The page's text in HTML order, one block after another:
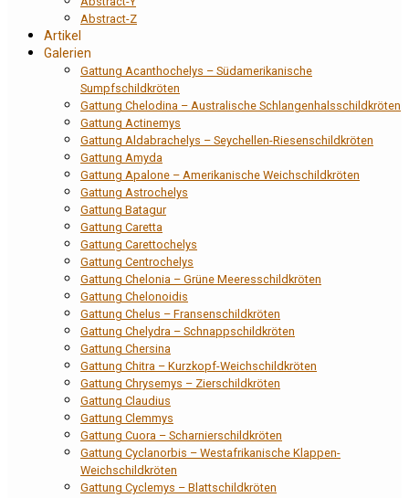
Abstract-Z
Artikel
Galerien
Gattung Acanthochelys – Südamerikanische
Sumpfschildkröten
Gattung Chelodina – Australische Schlangenhalsschildkröten
Gattung Actinemys
Gattung Aldabrachelys – Seychellen-Riesenschildkröten
Gattung Amyda
Gattung Apalone – Amerikanische Weichschildkröten
Gattung Astrochelys
Gattung Batagur
Gattung Caretta
Gattung Carettochelys
Gattung Centrochelys
Gattung Chelonia – Grüne Meeresschildkröten
Gattung Chelonoidis
Gattung Chelus – Fransenschildkröten
Gattung Chelydra – Schnappschildkröten
Gattung Chersina
Gattung Chitra – Kurzkopf-Weichschildkröten
Gattung Chrysemys – Zierschildkröten
Gattung Claudius
Gattung Clemmys
Gattung Cuora – Scharnierschildkröten
Gattung Cyclanorbis – Westafrikanische Klappen-
Weichschildkröten
Gattung Cyclemys – Blattschildkröten